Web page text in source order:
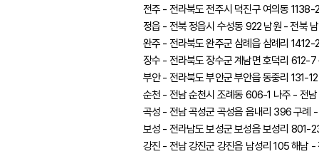
전주 - 전라북도 전주시 덕진구 여의동
정읍 - 전북 정읍시 수성동 922 남원 - 전북
완주 - 전라북도 완주군 삼례읍 삼례리
장수 - 전라북도 장수군 계남면 호덕리 612-
부안 - 전라북도 부안군 부안읍 동중리 131-
순천 - 전남 순천시 조례동 606-1 나주 - 전
곡성 - 전남 곡성군 곡성읍 읍내리 396 구례
보성 - 전라남도 보성군 보성읍 보성리 801-
강진 - 전남 강진군 강진읍 남성리 105 해남